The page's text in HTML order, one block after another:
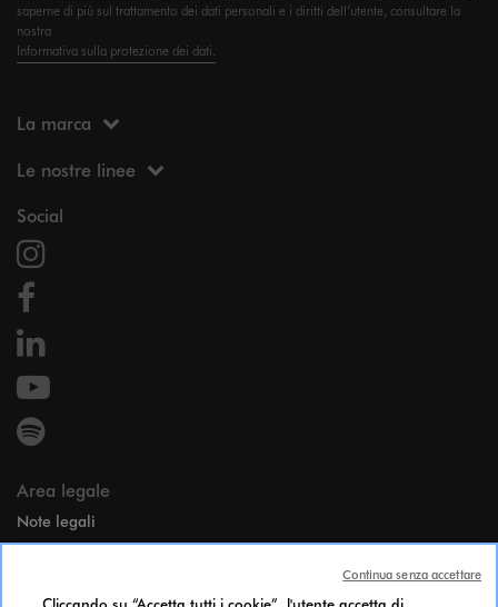
saperne di più sul trattamento dei dati personali e i diritti dell’utente, consultare la
nostra
Informativa sulla protezione dei dati.
La marca
Le nostre linee
Social
Area legale
Note legali
Dati personali
Cliccando su “Accetta tutti i cookie”, l'utente accetta di
Continua senza accettare